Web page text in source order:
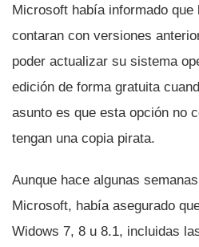
Microsoft habí­a informado que
contaran con versiones
poder actualizar su sistema
edición de forma gratuita
asunto es que esta opción no
tengan una copia pirata.
Aunque hace algunas
Microsoft, habí­a asegurado
Widows 7, 8 u 8.1, incluidas